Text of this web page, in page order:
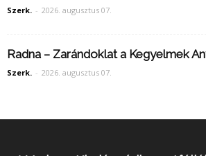
Szerk. - 2026. augusztus 07.
Radna – Zarándoklat a Kegyelmek
Szerk. - 2026. augusztus 07.